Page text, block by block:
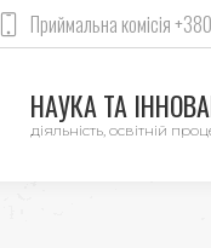
Приймальна комісія
НАУКА ТА
діяльність, освітній